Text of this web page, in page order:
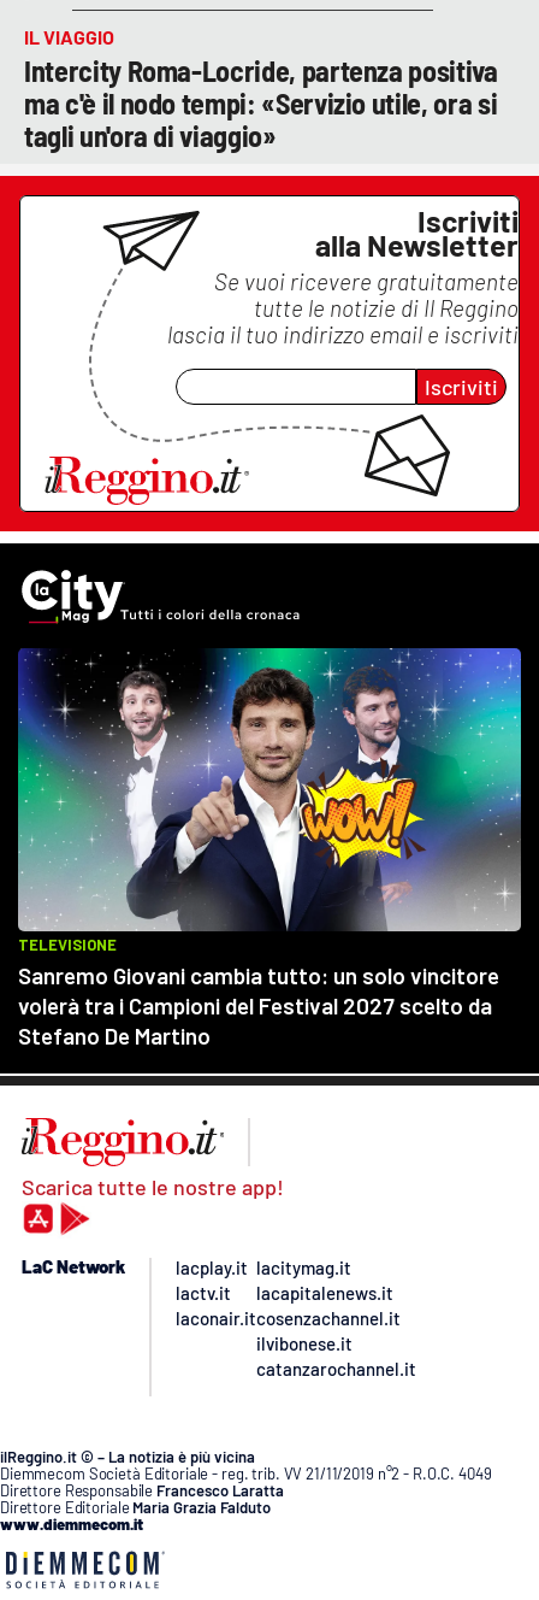
IL VIAGGIO
Intercity Roma-Locride, partenza positiva
ma c'è il nodo tempi: «Servizio utile, ora si
tagli un'ora di viaggio»
Iscriviti
alla Newsletter
Se vuoi ricevere gratuitamente
tutte le notizie di Il Reggino
lascia il tuo indirizzo email e iscriviti
Iscriviti
Scarica tutte le nostre app!
LaC Network
lacplay.it
lactv.it
laconair.it
lacitymag.it
lacapitalenews.it
cosenzachannel.it
ilvibonese.it
catanzarochannel.it
ilReggino.it © – La notizia è più vicina
Diemmecom Società Editoriale - reg. trib. VV 21/11/2019 n°2 - R.O.C. 4049
Direttore Responsabile Francesco Laratta
Direttore Editoriale Maria Grazia Falduto
www.diemmecom.it